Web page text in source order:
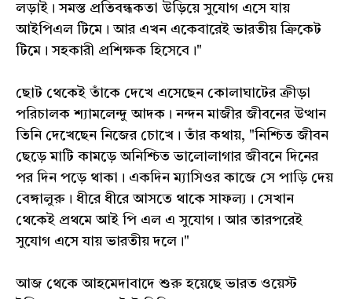
লড়াই। সমস্ত প্রতিবন্ধকতা উড়িয়ে সুযোগ এসে যায়
আইপিএল টিমে। আর এখন একেবারেই ভারতীয় ক্রিকেট
টিমে। সহকারী প্রশিক্ষক হিসেবে।"
ছোট থেকেই তাঁকে দেখে এসেছেন কোলাঘাটের ক্রীড়া
পরিচালক শ্যামলেন্দু আদক। নন্দন মাজীর জীবনের উত্থান
তিনি দেখেছেন নিজের চোখে। তাঁর কথায়, "নিশ্চিত জীবন
ছেড়ে মাটি কামড়ে অনিশ্চিত ভালোলাগার জীবনে দিনের
পর দিন পড়ে থাকা। একদিন ম্যাসিওর কাজে সে পাড়ি দেয়
বেঙ্গালুরু। ধীরে ধীরে আসতে থাকে সাফল্য। সেখান
থেকেই প্রথমে আই পি এল এ সুযোগ। আর তারপরেই
সুযোগ এসে যায় ভারতীয় দলে।"
আজ থেকে আহমেদাবাদে শুরু হয়েছে ভারত ওয়েস্ট